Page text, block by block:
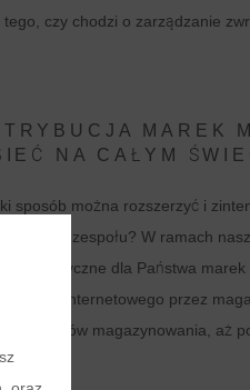
czy chodzi o zarządzanie
MAREK
NA CAŁYM
sposób można rozszerzyć i
klubu lub zespołu? W ramach
logistyczne dla Państwa
sklepu internetowego przez
systemów magazynowania, aż